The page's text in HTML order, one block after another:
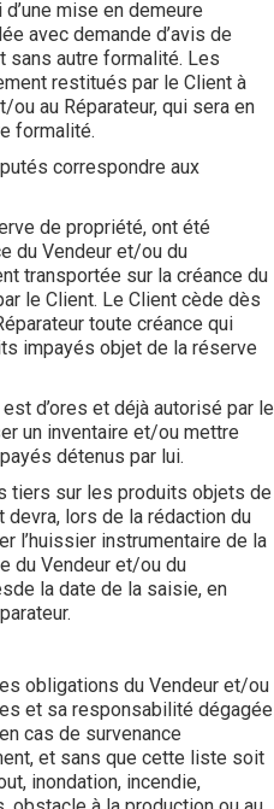
mise en demeure
avec demande d’avis de
sans autre formalité. Les
restitués par le Client à
au Réparateur, qui sera en
formalité.
correspondre aux
de propriété, ont été
du Vendeur et/ou du
transportée sur la créance du
le Client. Le Client cède dès
toute créance qui
impayés objet de la réserve
d’ores et déjà autorisé par le
un inventaire et/ou mettre
détenus par lui.
tiers sur les produits objets de
lors de la rédaction du
l’huissier instrumentaire de la
du Vendeur et/ou du
la date de la saisie, en
obligations du Vendeur et/ou
et sa responsabilité dégagée
cas de survenance
et sans que cette liste soit
inondation, incendie,